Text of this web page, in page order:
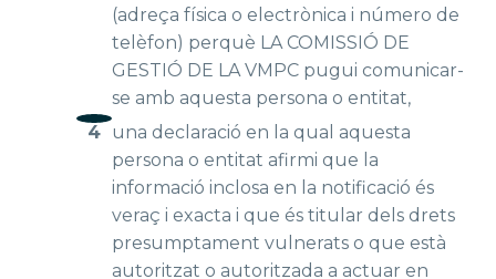
(adreça física o electrònica i número de
telèfon) perquè LA COMISSIÓ DE
GESTIÓ DE LA VMPC pugui comunicar-
se amb aquesta persona o entitat,
una declaració en la qual aquesta
persona o entitat afirmi que la
informació inclosa en la notificació és
veraç i exacta i que és titular dels drets
presumptament vulnerats o que està
autoritzat o autoritzada a actuar en